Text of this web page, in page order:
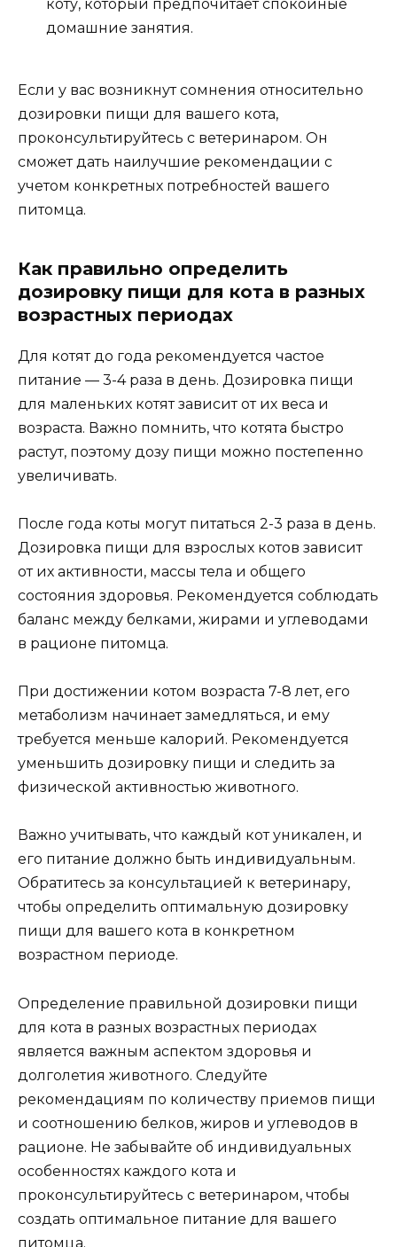
коту, который предпочитает спокойные
домашние занятия.
Если у вас возникнут сомнения относительно
дозировки пищи для вашего кота,
проконсультируйтесь с ветеринаром. Он
сможет дать наилучшие рекомендации с
учетом конкретных потребностей вашего
питомца.
Как правильно определить
дозировку пищи для кота в разных
возрастных периодах
Для котят до года рекомендуется частое
питание — 3-4 раза в день. Дозировка пищи
для маленьких котят зависит от их веса и
возраста. Важно помнить, что котята быстро
растут, поэтому дозу пищи можно постепенно
увеличивать.
После года коты могут питаться 2-3 раза в день.
Дозировка пищи для взрослых котов зависит
от их активности, массы тела и общего
состояния здоровья. Рекомендуется соблюдать
баланс между белками, жирами и углеводами
в рационе питомца.
При достижении котом возраста 7-8 лет, его
метаболизм начинает замедляться, и ему
требуется меньше калорий. Рекомендуется
уменьшить дозировку пищи и следить за
физической активностью животного.
Важно учитывать, что каждый кот уникален, и
его питание должно быть индивидуальным.
Обратитесь за консультацией к ветеринару,
чтобы определить оптимальную дозировку
пищи для вашего кота в конкретном
возрастном периоде.
Определение правильной дозировки пищи
для кота в разных возрастных периодах
является важным аспектом здоровья и
долголетия животного. Следуйте
рекомендациям по количеству приемов пищи
и соотношению белков, жиров и углеводов в
рационе. Не забывайте об индивидуальных
особенностях каждого кота и
проконсультируйтесь с ветеринаром, чтобы
создать оптимальное питание для вашего
питомца.